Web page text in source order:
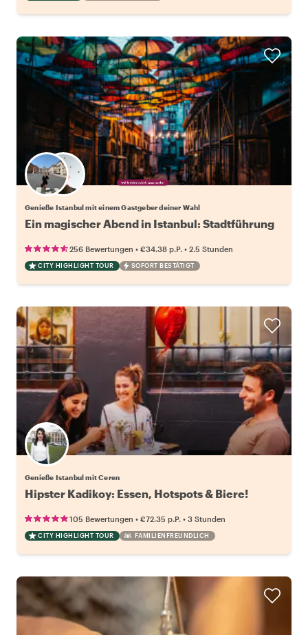
Wähle deinen Lieblingsgastgeber
Genieße Istanbul mit einem Gastgeber deiner Wahl
Ein magischer Abend in Istanbul: Stadtführung
256 Bewertungen • €34.38 p.P. • 2.5 Stunden
CITY HIGHLIGHT TOUR SOFORT BESTÄTIGT
Genieße Istanbul mit Ceren
Hipster Kadikoy: Essen, Hotspots & Biere!
105 Bewertungen • €72.35 p.P. • 3 Stunden
CITY HIGHLIGHT TOUR FAMILIENFREUNDLICH